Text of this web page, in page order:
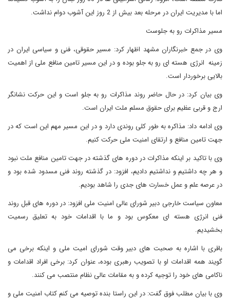
اما با مدیریت ایران در مرحله بعد بیش از 2 روز این آشوب دوام نداشت.
مسیر مذاکرات رو به جلوست
وی در جمع خبرنگاران مشهد اظهار کرد: مسیر حقوقی، فنی و سیاسی ایران در
زمینه انرژی هسته ای رو به جلو بوده و در این مسیر تامین منافع ملی از اهمیت
بالایی برخوردار است.
وی بیان کرد: در حال حاضر روند مذاکرات رو به جلو است و این حرکت نشانگر
ارج و قربی عظیم برای حقوق مسلم ملت ایران است.
وی ادامه داد: مذاکره به طور کلی روندی دارد و در این مسیر مهم این است که در
جهت تامین منافع و ارتقای امنیت ملی حرکت کنیم.
وی با تاکید بر اینکه مذاکرات در دوره های گذشته در جهت تامین منافع ملت نبود
و هر چه داشتیم و نداشتیم دادیم، افزود: در گذشته روند فنی مسدود شده بود و
در عرصه علم و عمل خسارت های جدی را شاهد بودیم.
معاون سیاست خارجی دبیر شورای عالی امنیت ملی افزود: در دوره های قبل روند
فنی انرژی هسته ای معکوس بود و ما با اقدامات خود به تعلیق رسمیت
بخشیدیم.
باقری با اشاره به صحبت های دبیر وقت شورای امیت ملی و اینکه برخی می
گویند همه اقدامات او با تصویب رهبری بوده، عنوان کرد: برخی افراد اقدامات و
ناکامی های خود را توجیه کرده و به مقامات عالی نظام منتصب می کنند.
وی با بیان مطلب فوق گفت: در این راستا بنده توصیه می کنم کتاب امنیت ملی و